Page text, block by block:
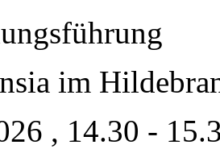
im
, 14.30 -